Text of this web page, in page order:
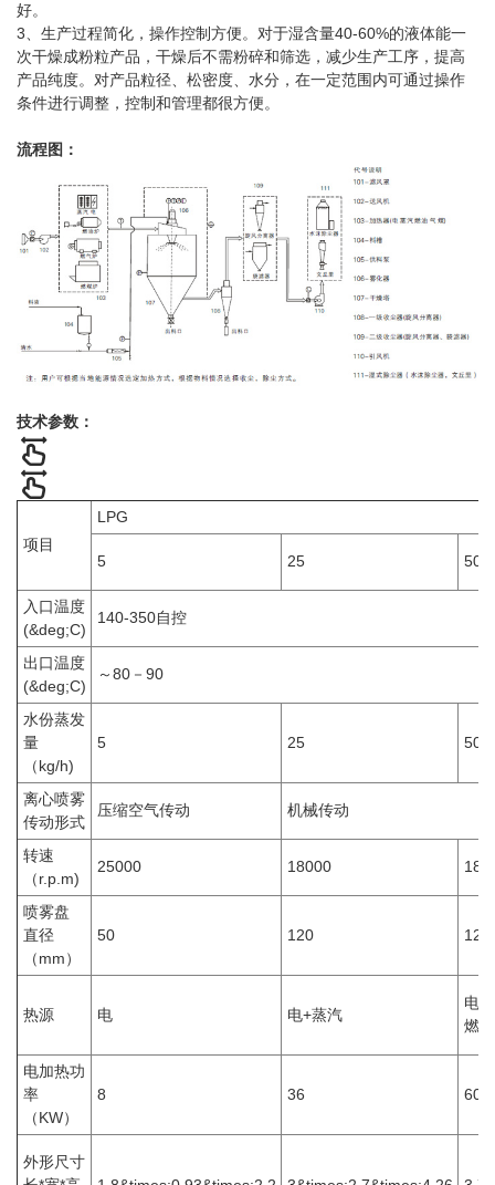
好。
3、生产过程简化，操作控制方便。对于湿含量40-60%的液体能一
次干燥成粉粒产品，干燥后不需粉碎和筛选，减少生产工序，提高
产品纯度。对产品粒径、松密度、水分，在一定范围内可通过操作
条件进行调整，控制和管理都很方便。
流程图：
技术参数：
项目
LPG
5 25 50
入口温度
(&deg;C)
140-350自控
出口温度
(&deg;C)
～80－90
水份蒸发
量
（kg/h)
5 25 50
离心喷雾
传动形式
压缩空气传动 机械传动
转速
（r.p.m)
25000 18000
喷雾盘
直径
（mm）
50 120 120
热源 电 电+蒸汽
电
燃
电加热功
率
（KW）
8 36 60
外形尺寸